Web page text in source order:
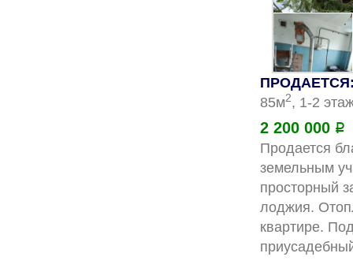
ПРОДАЕТСЯ:
85м2, 1-2
2 200 000 Р
Продается
земельным
просторный
лоджия.
квартире.